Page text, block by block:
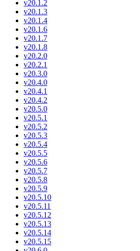
v20.1.2
v20.1.3
v20.1.4
v20.1.6
v20.1.7
v20.1.8
v20.2.0
v20.2.1
v20.3.0
v20.4.0
v20.4.1
v20.4.2
v20.5.0
v20.5.1
v20.5.2
v20.5.3
v20.5.4
v20.5.5
v20.5.6
v20.5.7
v20.5.8
v20.5.9
v20.5.10
v20.5.11
v20.5.12
v20.5.13
v20.5.14
v20.5.15